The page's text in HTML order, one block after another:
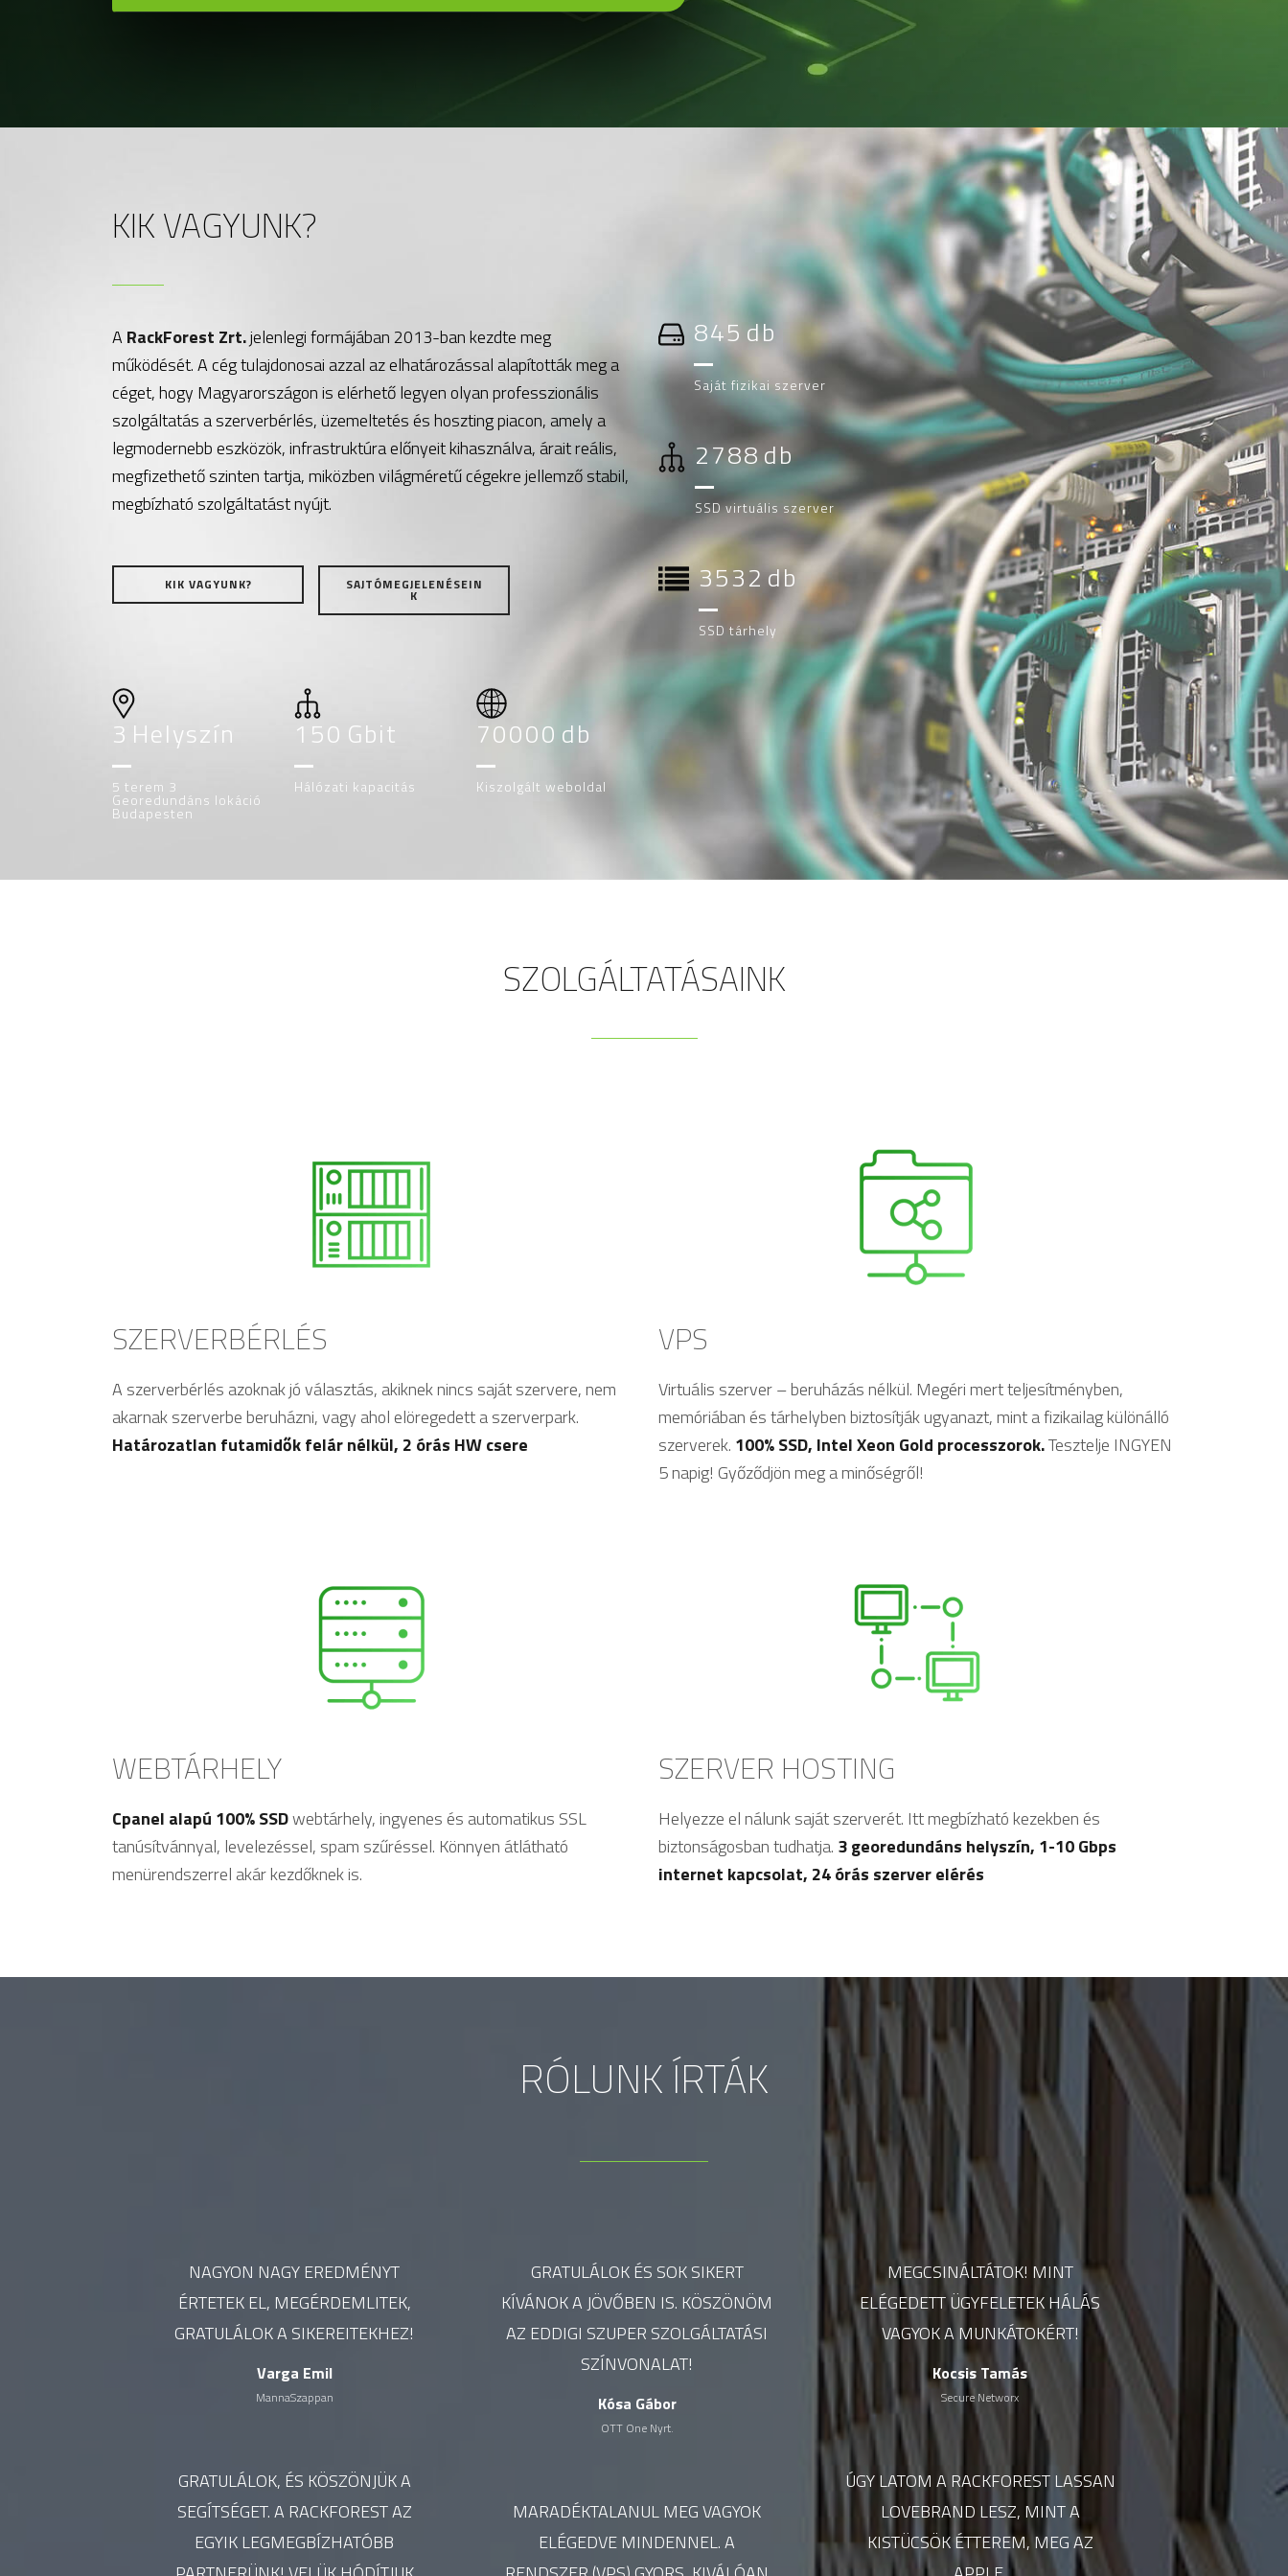
KIK VAGYUNK?
A RackForest Zrt.jelenlegi formájában 2013-ban kezdte meg
működését. A cég tulajdonosai azzal az elhatározással alapították meg a
céget, hogy Magyarországon is elérhető legyen olyan professzionális
szolgáltatás a szerverbérlés, üzemeltetés és hoszting piacon, amely a
legmodernebb eszközök, infrastruktúra előnyeit kihasználva, árait reális,
megfizethető szinten tartja, miközben világméretű cégekre jellemző stabil,
megbízható szolgáltatást nyújt.
KIK VAGYUNK? SAJTÓMEGJELENÉSEIN
K
1000db
Saját fizikai szerver
3300db
SSD virtuális szerver
4180 db
SSD tárhely
3 Helyszín
5 terem 3
Georedundáns lokáció
Budapesten
150 Gbit
Hálózati kapacitás
70000 db
Kiszolgált weboldal
SZOLGÁLTATÁSAINK
SZERVERBÉRLÉS
A szerverbérlés azoknak jó választás, akiknek nincs saját szervere, nem
akarnak szerverbe beruházni, vagy ahol elöregedett a szerverpark.
Határozatlan futamidők felár nélkül, 2 órás HW csere
VPS
Virtuális szerver – beruházás nélkül. Megéri mert teljesítményben,
memóriában és tárhelyben biztosítják ugyanazt, mint a fizikailag különálló
szerverek. 100% SSD, Intel Xeon Gold processzorok.Tesztelje INGYEN
5 napig! Győződjön meg a minőségről!
WEBTÁRHELY
Cpanel alapú 100% SSDwebtárhely, ingyenes és automatikus SSL
tanúsítvánnyal, levelezéssel, spam szűréssel. Könnyen átlátható
menürendszerrel akár kezdőknek is.
SZERVER HOSTING
Helyezze el nálunk saját szerverét. Itt megbízható kezekben és
biztonságosban tudhatja. 3 georedundáns helyszín, 1-10 Gbps
internet kapcsolat, 24 órás szerver elérés
RÓLUNK ÍRTÁK
NAGYON NAGY EREDMÉNYT
ÉRTETEK EL, MEGÉRDEMLITEK,
GRATULÁLOK A SIKEREITEKHEZ!
Varga Emil
MannaSzappan
GRATULÁLOK ÉS SOK SIKERT
KÍVÁNOK A JÖVŐBEN IS. KÖSZÖNÖM
AZ EDDIGI SZUPER SZOLGÁLTATÁSI
SZÍNVONALAT!
Kósa Gábor
OTT One Nyrt.
MEGCSINÁLTÁTOK! MINT
ELÉGEDETT ÜGYFELETEK HÁLÁS
VAGYOK A MUNKÁTOKÉRT!
Kocsis Tamás
Secure Networx
GRATULÁLOK, ÉS KÖSZÖNJÜK A
SEGÍTSÉGET. A RACKFOREST AZ
EGYIK LEGMEGBÍZHATÓBB
ÚGY LATOM A RACKFOREST LASSAN
LOVEBRAND LESZ, MINT A
KISTÜCSÖK ÉTTEREM, MEG AZ
MARADÉKTALANUL MEG VAGYOK
ELÉGEDVE MINDENNEL. A